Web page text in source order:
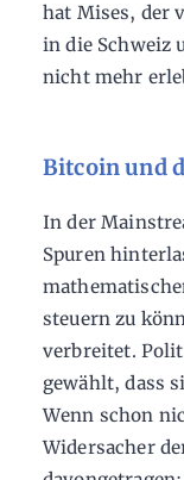
hat Mises, der
in die Schweiz
nicht mehr
Bitcoin und
In der
Spuren
steuern zu
verbreitet.
gewählt, dass
Wenn schon
Widersacher